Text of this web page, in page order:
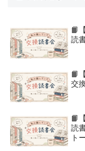
📙
読
📙
交
📙
読
ト